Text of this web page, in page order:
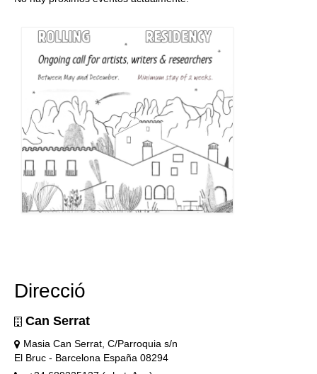
Direcció
Can Serrat
Masia Can Serrat, C/Parroquia s/n
El Bruc - Barcelona España 08294